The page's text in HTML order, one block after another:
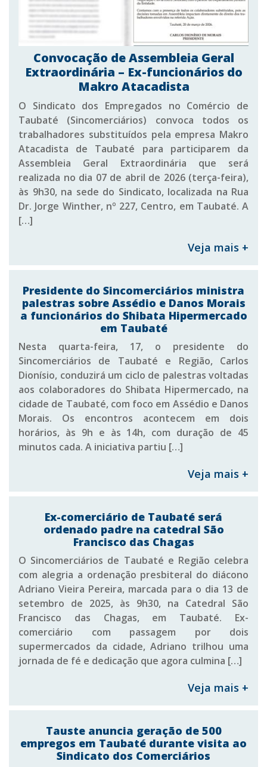
Convocação de Assembleia Geral
Extraordinária – Ex-funcionários do
Makro Atacadista
O Sindicato dos Empregados no Comércio de
Taubaté (Sincomerciários) convoca todos os
trabalhadores substituídos pela empresa Makro
Atacadista de Taubaté para participarem da
Assembleia Geral Extraordinária que será
realizada no dia 07 de abril de 2026 (terça-feira),
às 9h30, na sede do Sindicato, localizada na Rua
Dr. Jorge Winther, nº 227, Centro, em Taubaté. A
[…]
Veja mais +
Presidente do Sincomerciários ministra
palestras sobre Assédio e Danos Morais
a funcionários do Shibata Hipermercado
em Taubaté
Nesta quarta-feira, 17, o presidente do
Sincomerciários de Taubaté e Região, Carlos
Dionísio, conduzirá um ciclo de palestras voltadas
aos colaboradores do Shibata Hipermercado, na
cidade de Taubaté, com foco em Assédio e Danos
Morais. Os encontros acontecem em dois
horários, às 9h e às 14h, com duração de 45
minutos cada. A iniciativa partiu […]
Veja mais +
Ex-comerciário de Taubaté será
ordenado padre na catedral São
Francisco das Chagas
O Sincomerciários de Taubaté e Região celebra
com alegria a ordenação presbiteral do diácono
Adriano Vieira Pereira, marcada para o dia 13 de
setembro de 2025, às 9h30, na Catedral São
Francisco das Chagas, em Taubaté. Ex-
comerciário com passagem por dois
supermercados da cidade, Adriano trilhou uma
jornada de fé e dedicação que agora culmina […]
Veja mais +
Tauste anuncia geração de 500
empregos em Taubaté durante visita ao
Sindicato dos Comerciários